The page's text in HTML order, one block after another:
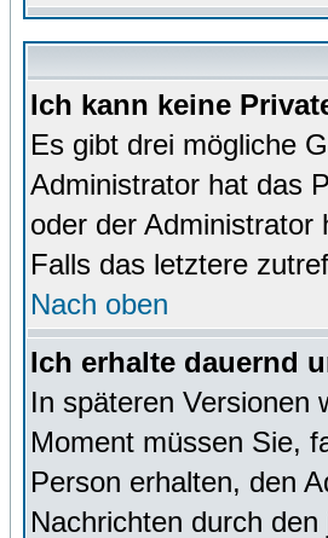
Ich kann keine
Es gibt drei mögliche
Administrator hat das
oder der Administrator
Falls das letztere
Nach oben
Ich erhalte dauernd
In späteren Versionen
Moment müssen Sie,
Person erhalten, den
Nachrichten durch